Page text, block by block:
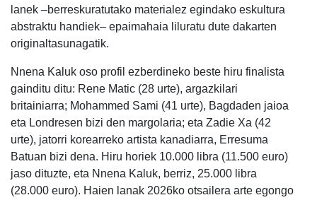
lanek –berreskuratutako materialez egindako eskultura
abstraktu handiek– epaimahaia liluratu dute dakarten
originaltasunagatik.
Nnena Kaluk oso profil ezberdineko beste hiru finalista
gainditu ditu: Rene Matic (28 urte), argazkilari
britainiarra; Mohammed Sami (41 urte), Bagdaden jaioa
eta Londresen bizi den margolaria; eta Zadie Xa (42
urte), jatorri korearreko artista kanadiarra, Erresuma
Batuan bizi dena. Hiru horiek 10.000 libra (11.500 euro)
jaso dituzte, eta Nnena Kaluk, berriz, 25.000 libra
(28.000 euro). Haien lanak 2026ko otsailera arte egongo